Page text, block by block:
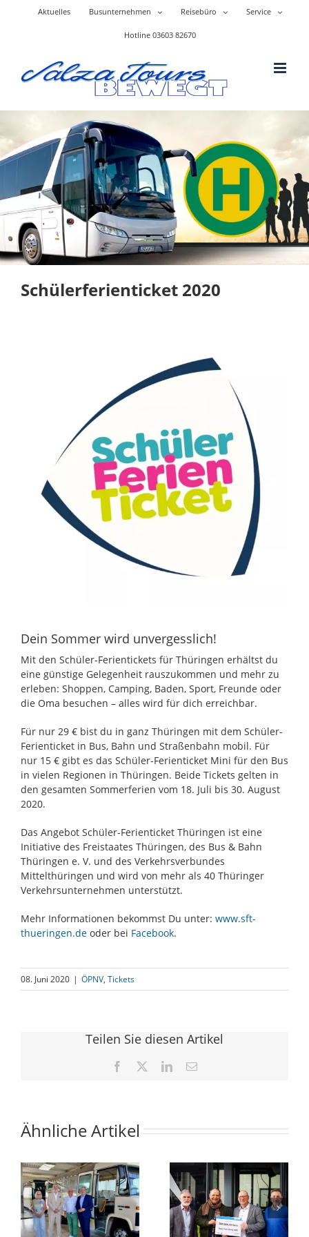
Aktuelles Busunternehmen Reisebüro Service
Hotline 03603 82670
Schülerferienticket 2020
Dein Sommer wird unvergesslich!
Mit den Schüler-Ferientickets für Thüringen erhältst du
eine günstige Gelegenheit rauszukommen und mehr zu
erleben: Shoppen, Camping, Baden, Sport, Freunde oder
die Oma besuchen – alles wird für dich erreichbar.
Für nur 29 € bist du in ganz Thüringen mit dem Schüler-
Ferienticket in Bus, Bahn und Straßenbahn mobil. Für
nur 15 € gibt es das Schüler-Ferienticket Mini für den Bus
in vielen Regionen in Thüringen. Beide Tickets gelten in
den gesamten Sommerferien vom 18. Juli bis 30. August
2020.
Das Angebot Schüler-Ferienticket Thüringen ist eine
Initiative des Freistaates Thüringen, des Bus & Bahn
Thüringen e. V. und des Verkehrsverbundes
Mittelthüringen und wird von mehr als 40 Thüringer
Verkehrsunternehmen unterstützt.
Mehr Informationen bekommst Du unter: www.sft-
thueringen.de oder bei Facebook.
08. Juni 2020 | ÖPNV, Tickets
Teilen Sie diesen Artikel
Facebook LinkedIn
E-
Ähnliche Artikel
Minister
übergibt
Das
Deutschland-